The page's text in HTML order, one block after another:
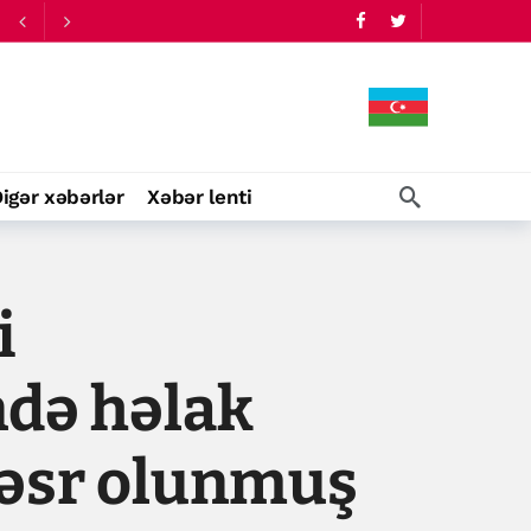
xəbərlər Xəbər lenti
həlak
olunmuş